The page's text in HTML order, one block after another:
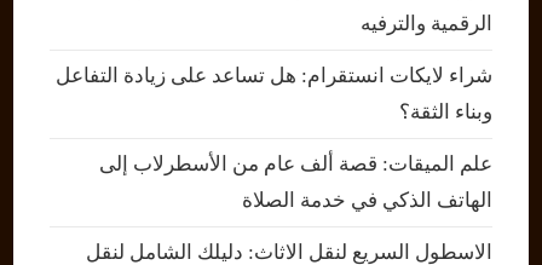
الرقمية والترفيه
شراء لايكات انستقرام: هل تساعد على زيادة التفاعل
وبناء الثقة؟
علم الميقات: قصة ألف عام من الأسطرلاب إلى
الهاتف الذكي في خدمة الصلاة
الاسطول السريع لنقل الاثاث: دليلك الشامل لنقل